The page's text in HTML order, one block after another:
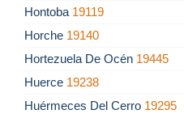
Hontoba 19119
Horche 19140
Hortezuela De Océn 19445
Huerce 19238
Huérmeces Del Cerro 19295